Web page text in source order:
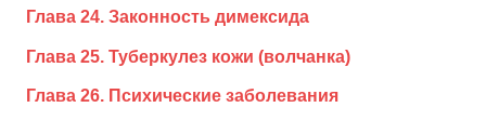
Глава 24. Законность димексида
Глава 25. Туберкулез кожи (волчанка)
Глава 26. Психические заболевания